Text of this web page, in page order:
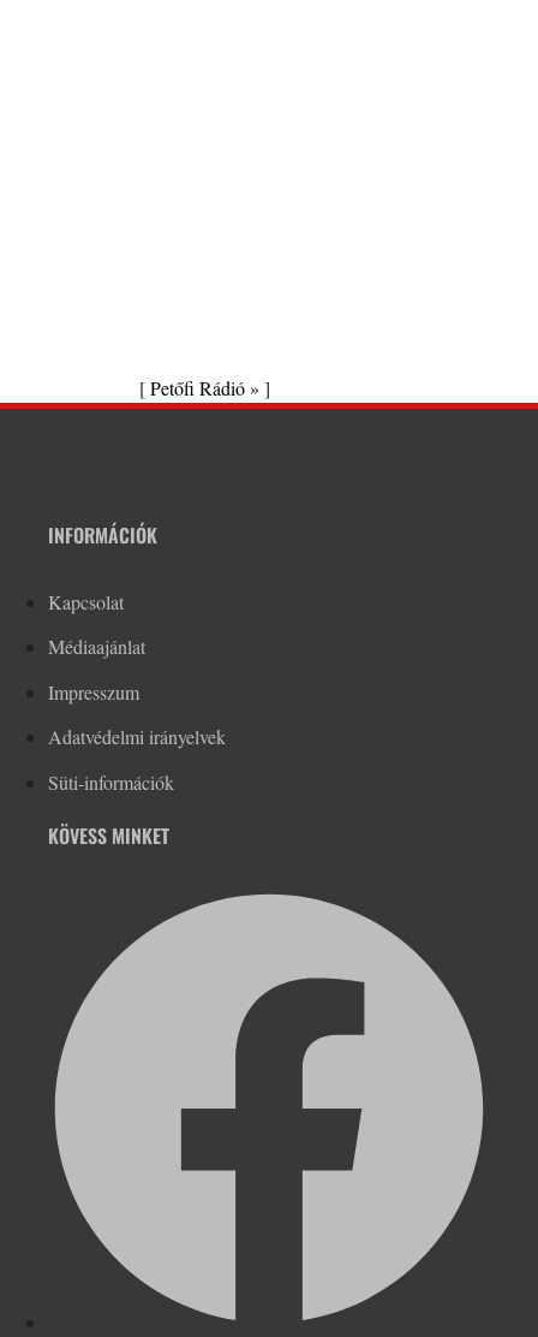
[Petőfi Rádió » ]
INFORMÁCIÓK
Kapcsolat
Médiaajánlat
Impresszum
Adatvédelmi irányelvek
Süti-információk
KÖVESS MINKET